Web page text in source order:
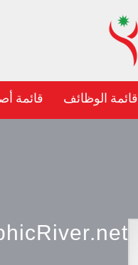
قائمة الوظائف قائمة